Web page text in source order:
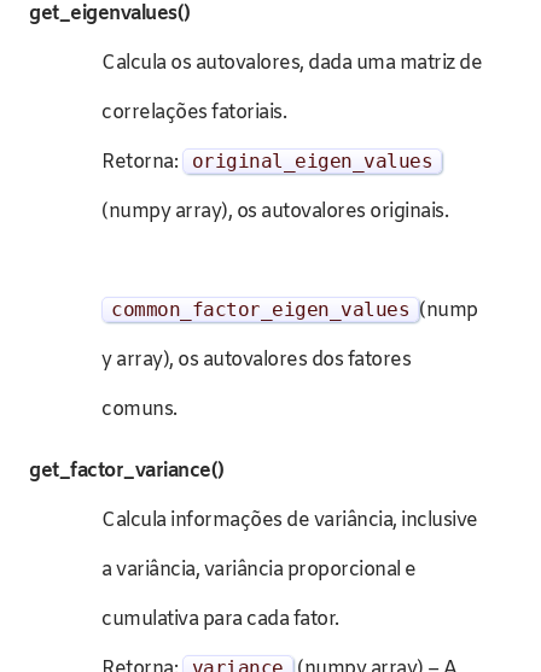
get_eigenvalues()
Calcula os autovalores, dada uma matriz de
correlações fatoriais.
Retorna:
original_eigen_values
(numpy array), os autovalores originais.
common_factor_eigen_values (nump
y array), os autovalores dos fatores
comuns.
get_factor_variance()
Calcula informações de variância, inclusive
a variância, variância proporcional e
cumulativa para cada fator.